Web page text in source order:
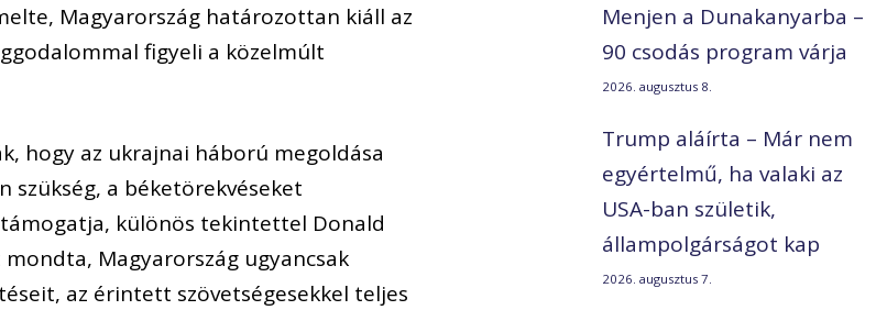
Magyarország határozottan kiáll az
figyeli a közelmúlt
hogy az ukrajnai háború megoldása
szükség, a béketörekvéseket
különös tekintettel Donald
Magyarország ugyancsak
az érintett szövetségesekkel teljes
Menjen a Dunakanyarba –
90 csodás program várja
2026. augusztus 8.
Trump aláírta – Már nem
egyértelmű, ha valaki az
USA-ban születik,
állampolgárságot kap
2026. augusztus 7.